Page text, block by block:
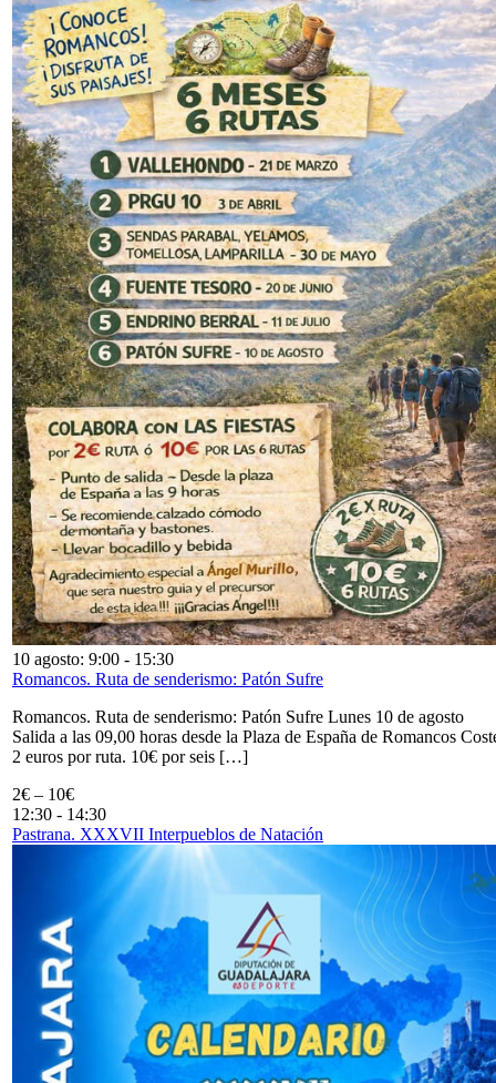
10 agosto: 9:00 - 15:30
Romancos. Ruta de senderismo: Patón Sufre
Romancos. Ruta de senderismo: Patón Sufre Lunes 10 de agosto
Salida a las 09,00 horas desde la Plaza de España de Romancos
2 euros por ruta. 10€ por seis […]
2€ – 10€
12:30 - 14:30
Pastrana. XXXVII Interpueblos de Natación